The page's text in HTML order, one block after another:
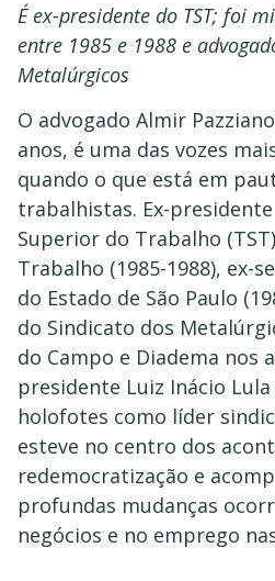
É ex-presidente do TST; foi
entre 1985 e 1988 e
Metalúrgicos
O advogado Almir
anos, é uma das vozes
quando o que está em
trabalhistas. Ex-
Superior do Trabalho
Trabalho (1985-1988), ex-
do Estado de São Paulo
do Sindicato dos
do Campo e Diadema nos
presidente Luiz Inácio
holofotes como líder
esteve no centro dos
redemocratização e
profundas mudanças
negócios e no emprego